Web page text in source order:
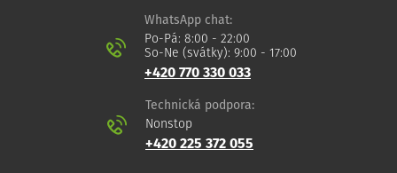
WhatsApp chat:
Po-Pá: 8:00 - 22:00
So-Ne (svátky): 9:00 - 17:00
+420 770 330 033
Technická podpora:
Nonstop
+420 225 372 055